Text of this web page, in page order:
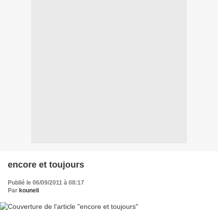
encore et toujours
Publié le 06/09/2011 à 08:17
Par kouneli